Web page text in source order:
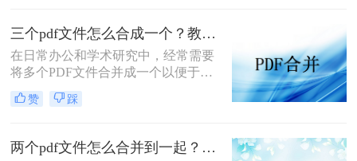
轻松应对这一需求。
三个pdf文件怎么合成一个？教你4种大家都在用方法！
在日常办公和学术研究中，经常需要
将多个PDF文件合并成一个以便于管
理和分享。那么三个pdf文件怎么合成
一个呢？本文将介绍四种将三个PDF
赞 踩
两个pdf文件怎么合并到一起？大家来试试这3种方法吧！